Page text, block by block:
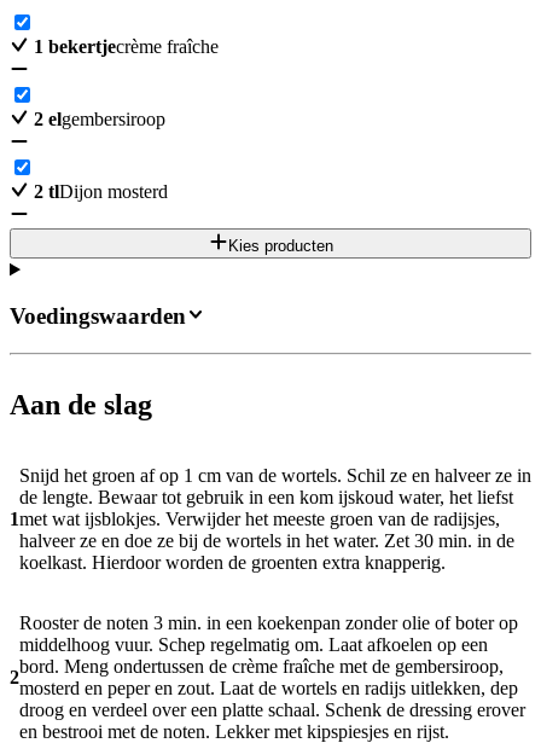
1 bekertjecrème fraîche
2 elgembersiroop
2 tlDijon mosterd
Kies producten
Aan de slag
1
Snijd het groen af op 1 cm van de wortels. Schil ze en halveer ze in
de lengte. Bewaar tot gebruik in een kom ijskoud water, het liefst
met wat ijsblokjes. Verwijder het meeste groen van de radijsjes,
halveer ze en doe ze bij de wortels in het water. Zet 30 min. in de
koelkast. Hierdoor worden de groenten extra knapperig.
2
Rooster de noten 3 min. in een koekenpan zonder olie of boter op
middelhoog vuur. Schep regelmatig om. Laat afkoelen op een
bord. Meng ondertussen de crème fraîche met de gembersiroop,
mosterd en peper en zout. Laat de wortels en radijs uitlekken, dep
droog en verdeel over een platte schaal. Schenk de dressing erover
en bestrooi met de noten. Lekker met kipspiesjes en rijst.
Voedingswaarden